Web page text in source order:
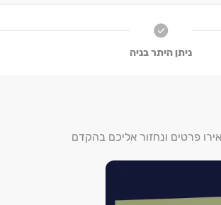
ניתן היתר בניה
פרטים ונחזור אליכם בהקדם